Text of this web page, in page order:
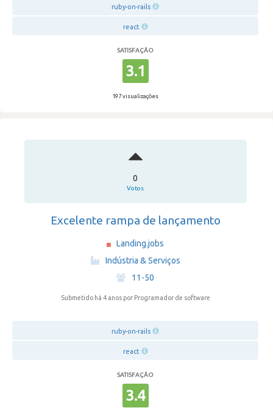
ruby-on-rails
react
SATISFAÇÃO
3.1
197 visualizações
0
Votos
Excelente rampa de lançamento
Landing.jobs
Indústria & Serviços
·
11-50
Submetido há 4 anos por Programador de software
ruby-on-rails
react
SATISFAÇÃO
3.4